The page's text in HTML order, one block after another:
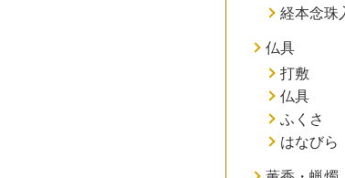
経本念珠
仏具
打敷
仏具
ふくさ
はなびら